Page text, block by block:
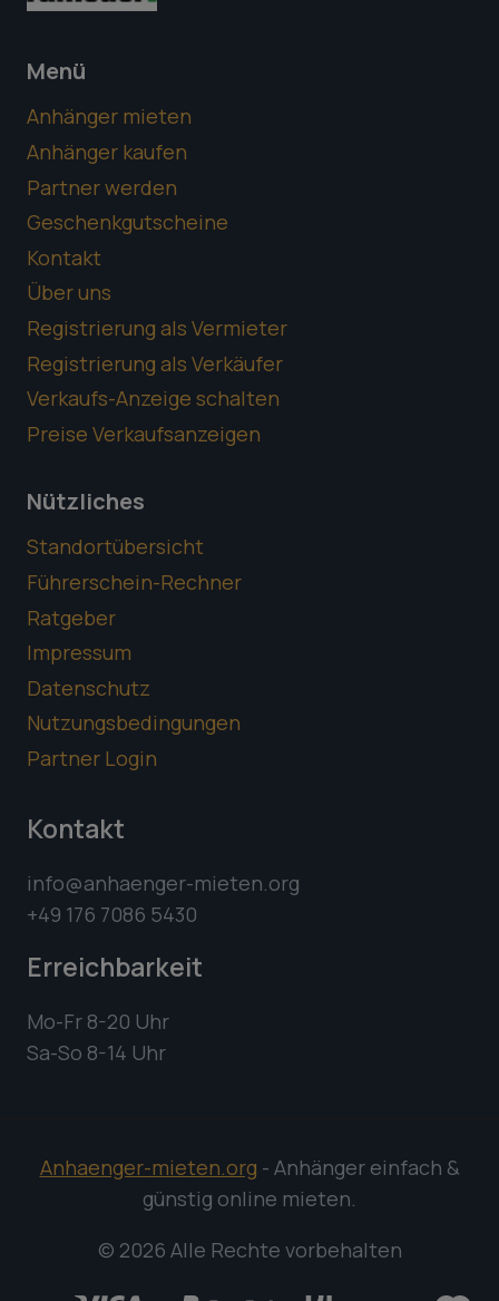
Menü
Anhänger mieten
Anhänger kaufen
Partner werden
Geschenkgutscheine
Kontakt
Über uns
Registrierung als Vermieter
Registrierung als Verkäufer
Verkaufs-Anzeige schalten
Preise Verkaufsanzeigen
Nützliches
Standortübersicht
Führerschein-Rechner
Ratgeber
Impressum
Datenschutz
Nutzungsbedingungen
Partner Login
Kontakt
info@anhaenger-mieten.org
+49 176 7086 5430
Erreichbarkeit
Mo-Fr 8-20 Uhr
Sa-So 8-14 Uhr
Anhaenger-mieten.org - Anhänger einfach &
günstig online mieten.
© 2026 Alle Rechte vorbehalten